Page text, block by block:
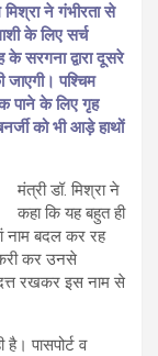
ने गंभीरता से
के लिए सर्च
के सरगना द्वारा दूसरे
जाएगी। पश्चिम
पाने के लिए गृह
को भी आड़े हाथों
मंत्री डॉ. मिश्रा ने
कहा कि यह बहुत ही
नाम बदल कर रह
कर उनसे
रखकर इस नाम से
पासपोर्ट व